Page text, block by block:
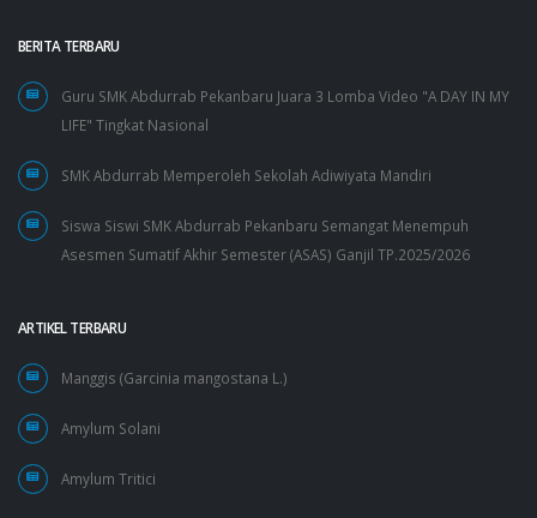
BERITA TERBARU
Guru SMK Abdurrab Pekanbaru Juara 3 Lomba Video "A DAY IN MY
LIFE" Tingkat Nasional
SMK Abdurrab Memperoleh Sekolah Adiwiyata Mandiri
Siswa Siswi SMK Abdurrab Pekanbaru Semangat Menempuh
Asesmen Sumatif Akhir Semester (ASAS) Ganjil TP.2025/2026
ARTIKEL TERBARU
Manggis (Garcinia mangostana L.)
Amylum Solani
Amylum Tritici